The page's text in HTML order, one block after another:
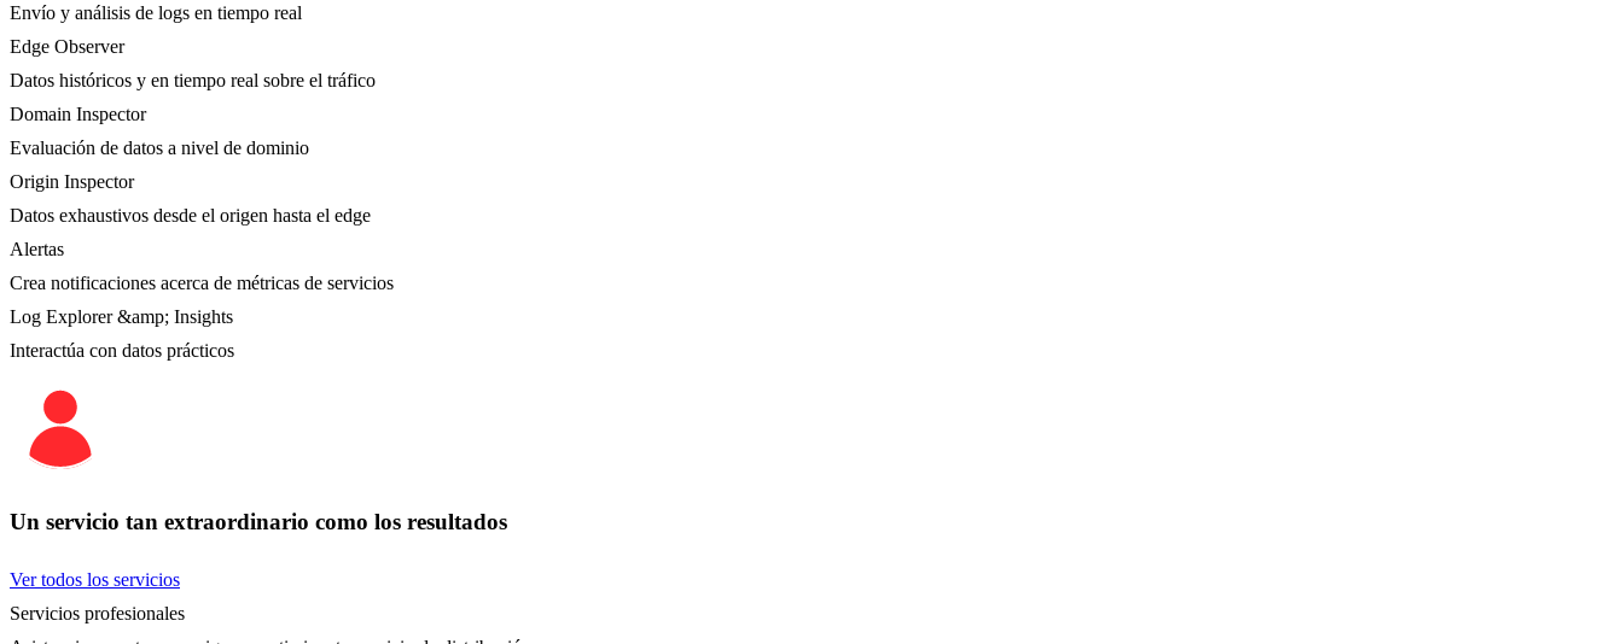
Envío y análisis de logs en tiempo real
Edge Observer
Datos históricos y en tiempo real sobre el tráfico
Domain Inspector
Evaluación de datos a nivel de dominio
Origin Inspector
Datos exhaustivos desde el origen hasta el edge
Alertas
Crea notificaciones acerca de métricas de servicios
Log Explorer &amp; Insights
Interactúa con datos prácticos
Un servicio tan extraordinario como los resultados
Ver todos los servicios
Servicios profesionales